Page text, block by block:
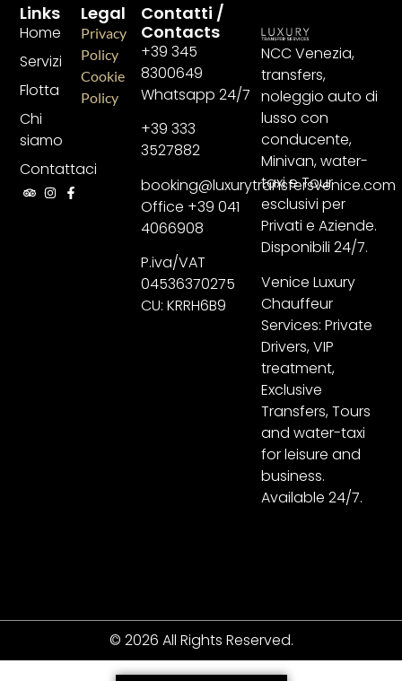
NCC Venezia,
transfers,
noleggio auto di
lusso con
conducente,
Minivan, water-
taxi e Tour
esclusivi per
Privati e Aziende.
Disponibili 24/7.
Venice Luxury
Chauffeur
Services: Private
Drivers, VIP
treatment,
Exclusive
Transfers, Tours
and water-taxi
for leisure and
business.
Available 24/7.
Contatti /
Contacts
+39 345
8300649
Whatsapp 24/7
+39 333
3527882
booking@luxurytransfersvenice.com
Office +39 041
4066908
P.iva/VAT
04536370275
CU: KRRH6B9
Links
Home
Servizi
Flotta
Chi
siamo
Contattaci
Legal
Privacy
Policy
Cookie
Policy
© 2026 All Rights Reserved.